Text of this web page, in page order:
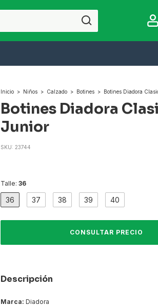
Inicio > Niños > Calzado > Botines > Botines Diadora
Botines Diadora
Junior
SKU: 23744
Talle: 36
36 37 38 39 40
Descripción
Marca: Diadora